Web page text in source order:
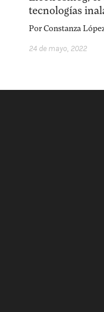
tecnologías
PorConstanza
24 de mayo, 2022
acerca